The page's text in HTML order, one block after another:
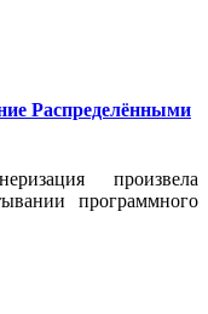
Распределёнными
произвела
программного